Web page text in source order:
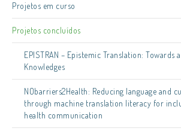
Projetos em curso
Projetos concluídos
EPISTRAN – Epistemic Translation: Towards
Knowledges
NObarriers2Health: Reducing language and
through machine translation literacy for
health communication